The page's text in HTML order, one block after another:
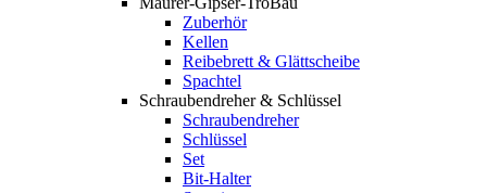
Zuberhör
Kellen
Reibebrett & Glättscheibe
Spachtel
Schraubendreher & Schlüssel
Schraubendreher
Schlüssel
Set
Bit-Halter